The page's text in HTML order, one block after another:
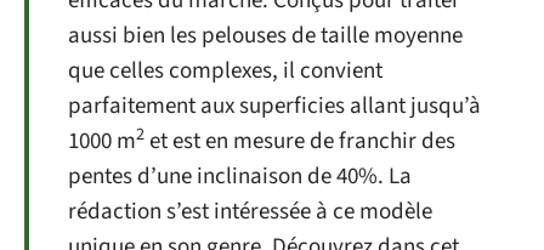
aussi bien les pelouses de taille moyenne
que celles complexes, il convient
parfaitement aux superficies allant jusqu’à
1000 m2et est en mesure de franchir des
pentes d’une inclinaison de 40%. La
rédaction s’est intéressée à ce modèle